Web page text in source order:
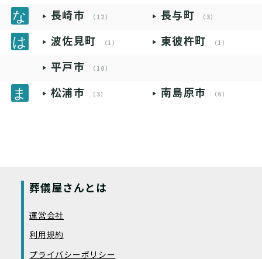
長崎市 （12） 長与町 （3）
波佐見町 （1） 東彼杵町 （1）
平戸市 （10）
松浦市 （3） 南島原市 （6）
葬儀屋さんとは
運営会社
利用規約
プライバシーポリシー